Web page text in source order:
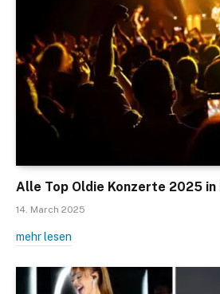
Alle Top Oldie Konzerte 2025 in
14. March 2025
mehr lesen